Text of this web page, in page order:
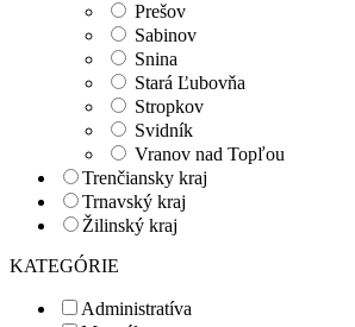
Prešov
Sabinov
Snina
Stará Ľubovňa
Stropkov
Svidník
Vranov nad Topľou
Trenčiansky kraj
Trnavský kraj
Žilinský kraj
KATEGÓRIE
Administratíva